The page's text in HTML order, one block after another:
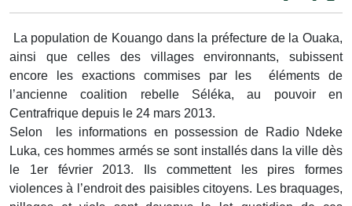
La population de Kouango dans la préfecture de la Ouaka,
ainsi que celles des villages environnants, subissent
encore les exactions commises par les éléments de
l’ancienne coalition rebelle Séléka, au pouvoir en
Centrafrique depuis le 24 mars 2013.
Selon les informations en possession de Radio Ndeke
Luka, ces hommes armés se sont installés dans la ville dès
le 1er février 2013. Ils commettent les pires formes
violences à l’endroit des paisibles citoyens. Les braquages,